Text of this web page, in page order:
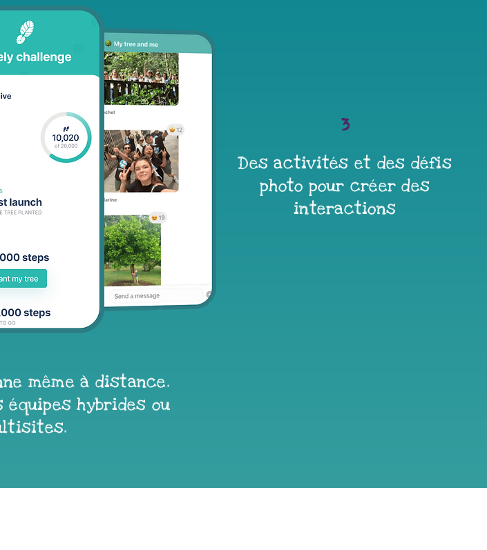
3
Des activités et des défis
photo pour créer des
interactions
même à distance.
hybrides ou